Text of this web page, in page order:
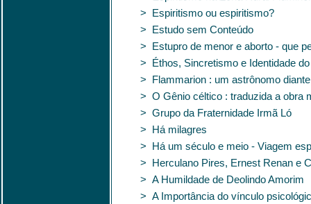
> Espiritismo ou espiritismo?
> Estudo sem Conteúdo
> Estupro de menor e aborto - que
> Éthos, Sincretismo e Identidade
> Flammarion : um astrônomo
> O Gênio céltico : traduzida a obra
> Grupo da Fraternidade Irmã Ló
> Há milagres
> Há um século e meio - Viagem
> Herculano Pires, Ernest Renan e
> A Humildade de Deolindo Amorim
> A Importância do vínculo